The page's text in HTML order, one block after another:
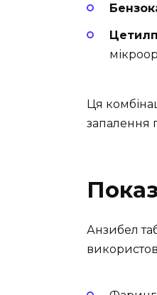
Ця
запалення
Анзибел